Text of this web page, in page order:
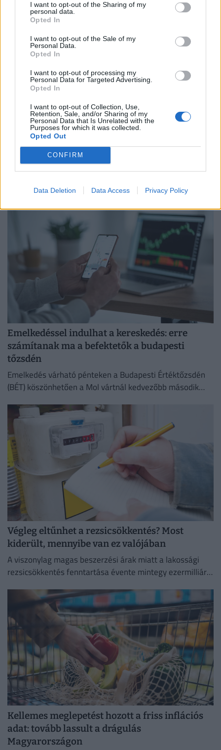
I want to opt-out of the Sharing of my
personal data.
Opted In
I want to opt-out of the Sale of my
Personal Data.
Opted In
I want to opt-out of processing my
Personal Data for Targeted Advertising.
Opted In
I want to opt-out of Collection, Use,
Retention, Sale, and/or Sharing of my
Personal Data that Is Unrelated with the
Purposes for which it was collected.
Opted Out
CONFIRM
Data Deletion Data Access Privacy Policy
Láthatatlan méreg szivárog a Dunába: a
gyanútlan sétálók és a fesztiválozók is
veszélyben lehetnek
mérgező anyagok szivárognak a Dunába az egykori
Emelkedéssel indulhat a kereskedés: erre
számítanak ma a befektetők a budapesti
tőzsdén
Emelkedés várható pénteken a Budapesti Értéktőzsdén
(BÉT) köszönhetően a Mol vártnál kedvezőbb második
elemzője szerint.
Végleg eltűnhet a rezsicsökkentés? Most
kiderült, mennyibe van ez valójában
A viszonylag magas beszerzési árak miatt a lakossági
rezsicsökkentés fenntartása évente mintegy ezermilliárd
Kellemes meglepetést hozott a friss inflációs
adat: tovább lassult a drágulás
Magyarországon